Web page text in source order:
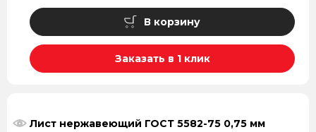
В корзину
Заказать в 1 клик
Лист нержавеющий ГОСТ 5582-75 0,75 мм